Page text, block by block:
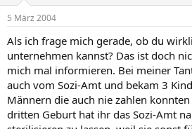
5 März 2004
Als ich frage mich gerade, ob du
unternehmen kannst? Das ist doch
mich mal informieren. Bei meiner
auch vom Sozi-Amt und bekam 3
Männern die auch nie zahlen
dritten Geburt hat ihr das Sozi-Amt